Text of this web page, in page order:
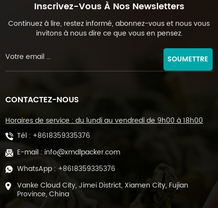
Inscrivez-Vous À Nos Newsletters
Continuez à lire, restez informé, abonnez-vous et nous vous
invitons à nous dire ce que vous en pensez.
SOUMETTRE
CONTACTEZ-NOUS
Horaires de service : du lundi au vendredi de 9h00 à 18h00
Tél : +8618359335376
E-mail : info@xmdlpacker.com
WhatsApp : +8618359335376
Vanke Cloud City, Jimei District, Xiamen City, Fujian
Province, China